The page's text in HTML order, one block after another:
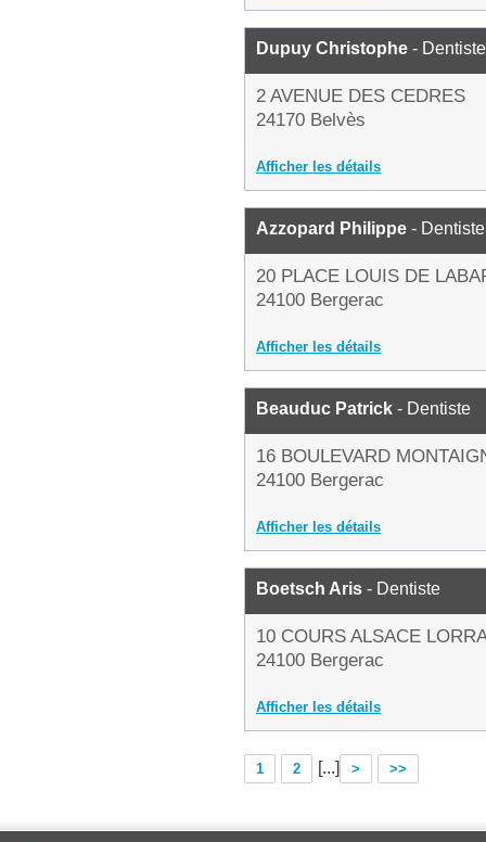
Dupuy Christophe - Dentiste
2 AVENUE DES CEDRES
24170 Belvès
Afficher les détails
Azzopard Philippe - Dentiste
20 PLACE LOUIS DE
24100 Bergerac
Afficher les détails
Beauduc Patrick - Dentiste
16 BOULEVARD
24100 Bergerac
Afficher les détails
Boetsch Aris - Dentiste
10 COURS ALSACE
24100 Bergerac
Afficher les détails
1 2 [...] > >>